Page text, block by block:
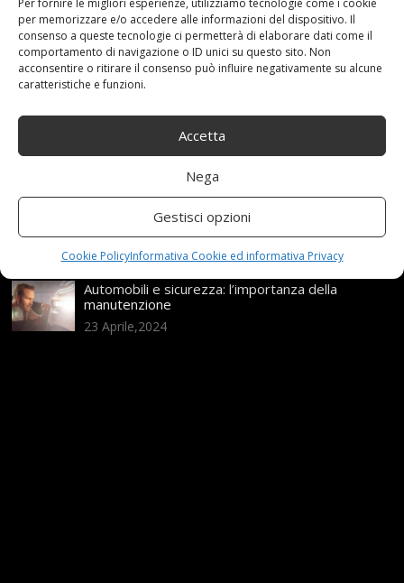
per memorizzare e/o accedere alle informazioni del dispositivo. Il
consenso a queste tecnologie ci permetterà di elaborare dati come il
comportamento di navigazione o ID unici su questo sito. Non
acconsentire o ritirare il consenso può influire negativamente su alcune
caratteristiche e funzioni.
Accetta
Nega
Gestisci opzioni
Cookie PolicyInformativa Cookie ed informativa Privacy
Assicurazione auto e sostituzione lunotto: le cose
da sapere
21 Aprile,2026
25 Novembre,2024
Automobili e sicurezza: l’importanza della
manutenzione
23 Aprile,2024